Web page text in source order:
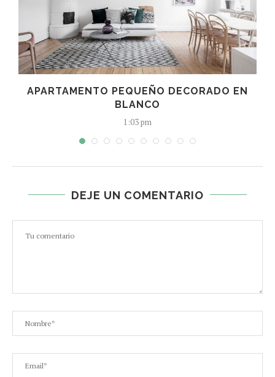
APARTAMENTO PEQUEÑO DECORADO EN
BLANCO
1:03 pm
DEJE UN COMENTARIO